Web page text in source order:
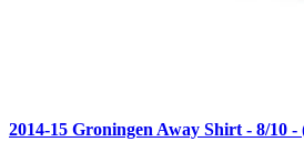
2014-15 Groningen Away Shirt - 8/10 -